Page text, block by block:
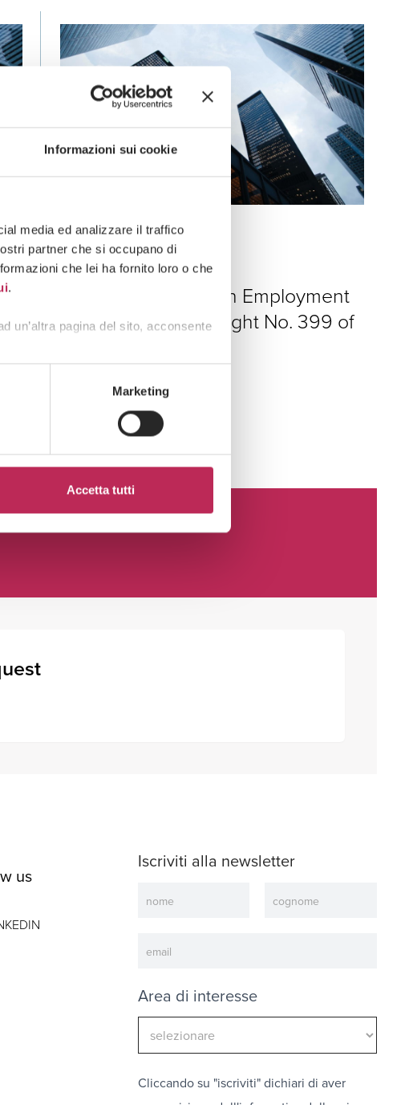
Informazioni sui cookie
media ed analizzare il traffico
partner che si occupano di
che lei ha fornito loro o che
.
un’altra pagina del sito, acconsente
Marketing
Accetta tutti
News
20 · 07 · 2026
”Rights and Duties in Employment
Relationships” – Insight No. 399 of
us
Iscriviti alla newsletter
Area di interesse
Cliccando su "iscriviti" dichiari di aver